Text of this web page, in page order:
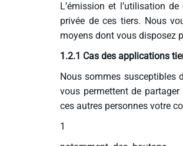
L’émission et l’utilisation
privée de ces tiers. Nous
moyens dont vous disposez
1.2.1 Cas des applications
Nous sommes susceptibles
vous permettent de
ces autres personnes votre
1